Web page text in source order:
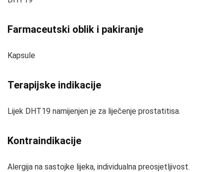
Farmaceutski oblik i pakiranje
Kapsule
Terapijske indikacije
Lijek DHT19 namijenjen je za liječenje prostatitisa.
Kontraindikacije
Alergija na sastojke lijeka, individualna preosjetljivost.